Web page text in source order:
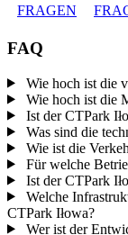
FRAGEN
FAQ
Wie hoch ist die
Wie hoch ist die
Ist der CTPark
Was sind die
Wie ist die
Für welche
Ist der CTPark
Welche
CTPark Iłowa?
Wer ist der